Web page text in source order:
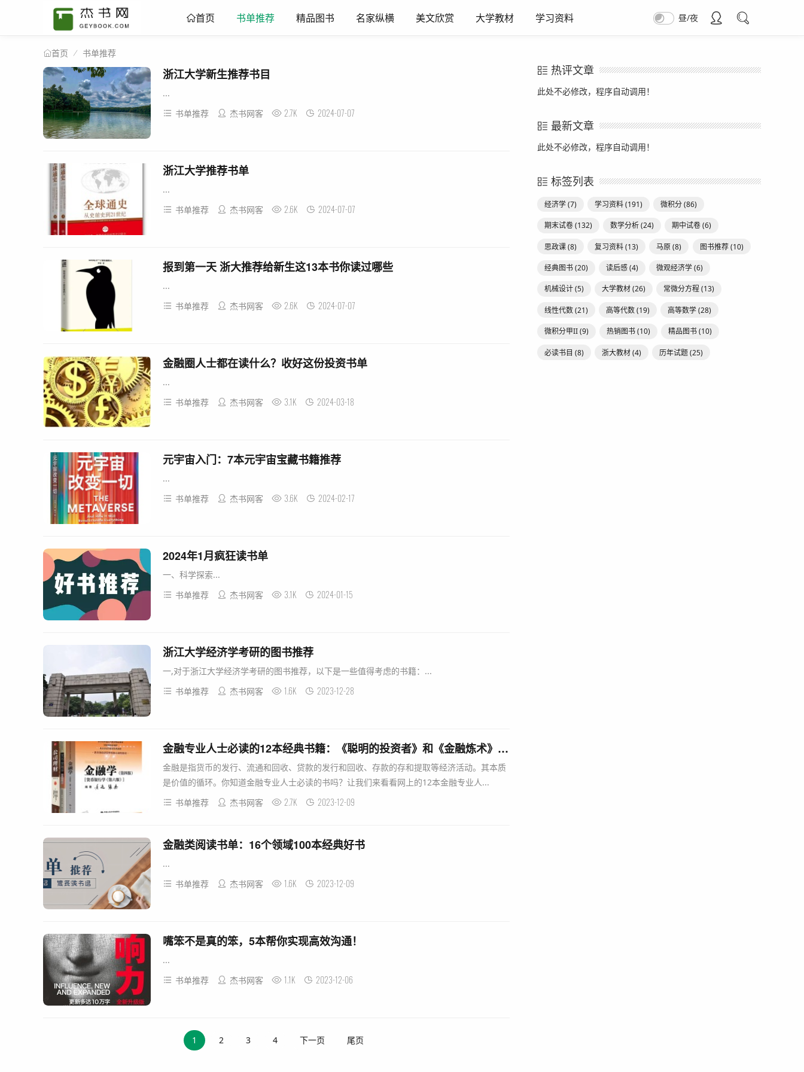
首页 书单推荐 精品图书 名家纵横 美文欣赏 大学教材 学习资料 昼/夜
首页 书单推荐
浙江大学新生推荐书目
...
书单推荐
杰书网客 2.7K 2024-07-07
浙江大学推荐书单
...
书单推荐
杰书网客 2.6K 2024-07-07
报到第一天 浙大推荐给新生这13本书你读过哪些
...
书单推荐
杰书网客 2.6K 2024-07-07
金融圈人士都在读什么？收好这份投资书单
...
书单推荐
杰书网客 3.1K 2024-03-18
元宇宙入门：7本元宇宙宝藏书籍推荐
...
书单推荐
杰书网客 3.6K 2024-02-17
2024年1月疯狂读书单
一、科学探索...
书单推荐
杰书网客 3.1K 2024-01-15
浙江大学经济学考研的图书推荐
一,对于浙江大学经济学考研的图书推荐，以下是一些值得考虑的书籍：...
书单推荐
杰书网客 1.6K 2023-12-28
金融专业人士必读的12本经典书籍：《聪明的投资者》和《金融炼术》上榜
金融是指货币的发行、流通和回收、贷款的发行和回收、存款的存和提取等经济活动。其本质
是价值的循环。你知道金融专业人士必读的书吗？让我们来看看网上的12本金融专业人...
书单推荐
杰书网客 2.7K 2023-12-09
金融类阅读书单：16个领域100本经典好书
...
书单推荐
杰书网客 1.6K 2023-12-09
嘴笨不是真的笨，5本帮你实现高效沟通！
...
书单推荐
杰书网客 1.1K 2023-12-06
1 2 3 4 下一页 尾页
热评文章
此处不必修改，程序自动调用！
最新文章
此处不必修改，程序自动调用！
标签列表
经济学(7) 学习资料(191) 微积分(86)
期末试卷(132) 数学分析(24) 期中试卷(6)
思政课(8) 复习资料(13) 马原(8) 图书推荐(10)
经典图书(20) 读后感(4) 微观经济学(6)
机械设计(5) 大学教材(26) 常微分方程(13)
线性代数(21) 高等代数(19) 高等数学(28)
微积分甲II(9) 热销图书(10) 精品图书(10)
必读书目 (8) 浙大教材(4) 历年试题(25)